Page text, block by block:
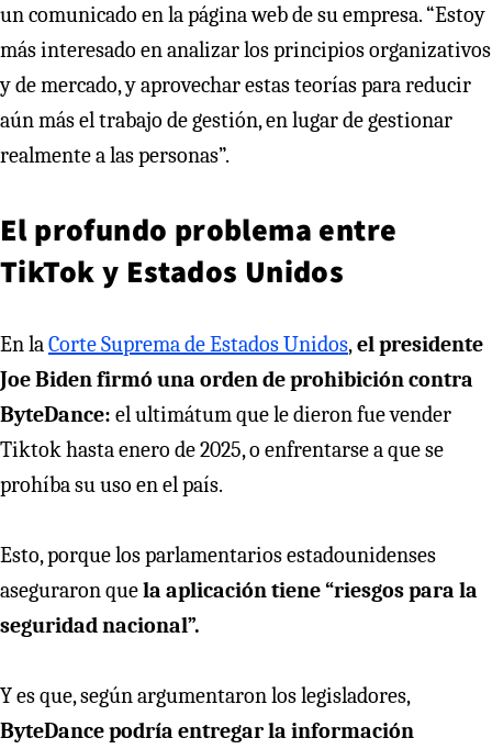
un comunicado en la página web de su empresa. “Estoy
más interesado en analizar los principios organizativos
y de mercado, y aprovechar estas teorías para reducir
aún más el trabajo de gestión, en lugar de gestionar
realmente a las personas”.
El profundo problema entre
TikTok y Estados Unidos
En laCorte Suprema de Estados Unidos,el presidente
Joe Biden firmó una orden de prohibición contra
ByteDance: el ultimátum que le dieron fue vender
Tiktok hasta enero de 2025, o enfrentarse a que se
prohíba su uso en el país.
Esto, porque los parlamentarios estadounidenses
aseguraron quela aplicación tiene “riesgos para la
seguridad nacional”.
Y es que, según argumentaron los legisladores,
ByteDance podría entregar la información